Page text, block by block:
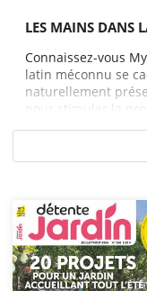
LES MAINS DANS
Connaissez-vous
latin méconnu se
naturellement
pour stimuler la